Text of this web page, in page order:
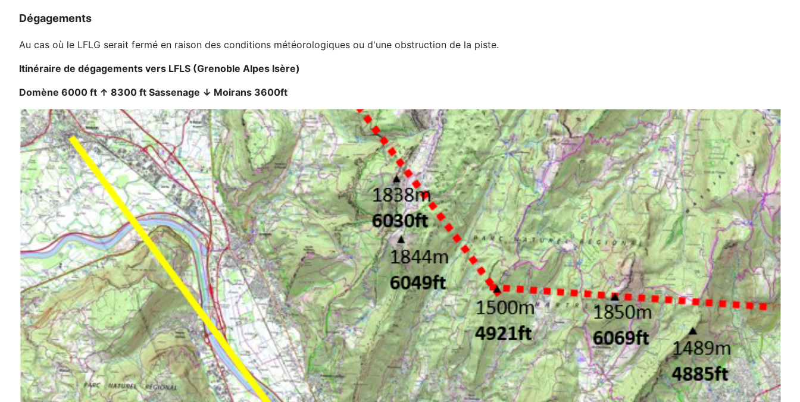
Dégagements
Au cas où le LFLG serait fermé en raison des conditions météorologiques ou d'une obstruction de la piste.
Itinéraire de dégagements vers LFLS (Grenoble Alpes Isère)
Domène 6000 ft ↑ 8300 ft Sassenage ↓ Moirans 3600ft